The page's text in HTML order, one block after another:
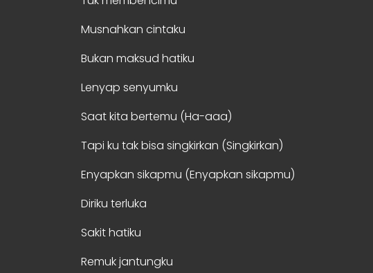
Musnahkan cintaku
Bukan maksud hatiku
Lenyap senyumku
Saat kita bertemu (Ha-aaa)
Tapi ku tak bisa singkirkan (Singkirkan)
Enyapkan sikapmu (Enyapkan sikapmu)
Diriku terluka
Sakit hatiku
Remuk jantungku